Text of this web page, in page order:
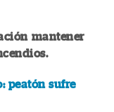
mantener
peatón sufre